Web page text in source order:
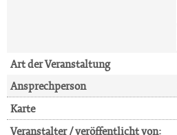
Art der Veranstaltung
Ansprechperson
Karte
Veranstalter / veröffentlicht von: